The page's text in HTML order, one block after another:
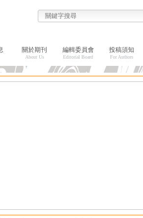
關於期刊
About Us
編輯委員會
Editorial Board
投稿須知
For Authors